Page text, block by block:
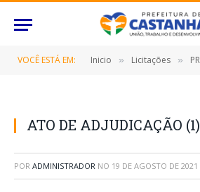
VOCÊ ESTÁ EM: Inicio » Licitações » PREGÃO
ATO DE ADJUDICAÇÃO (1)
POR ADMINISTRADOR NO 19 DE AGOSTO DE 2021